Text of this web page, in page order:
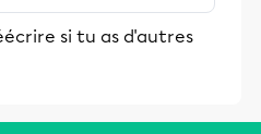
À voir aussi.
si tu as d'autres